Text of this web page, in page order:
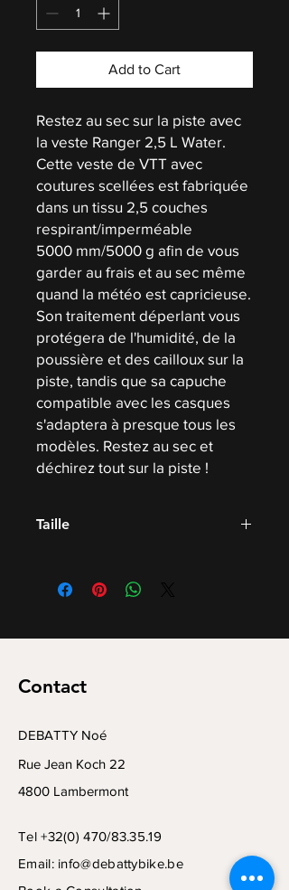
Add to Cart
Restez au sec sur la piste avec
la veste Ranger 2,5 L Water.
Cette veste de VTT avec
coutures scellées est fabriquée
dans un tissu 2,5 couches
respirant/imperméable
5000 mm/5000 g afin de vous
garder au frais et au sec même
quand la météo est capricieuse.
Son traitement déperlant vous
protégera de l'humidité, de la
poussière et des cailloux sur la
piste, tandis que sa capuche
compatible avec les casques
s'adaptera à presque tous les
modèles. Restez au sec et
déchirez tout sur la piste !
Taille
Contact
DEBATTY Noé
Rue Jean Koch 22
4800 Lambermont
Tel +32(0) 470/83.35.19
Email: info@debattybike.be